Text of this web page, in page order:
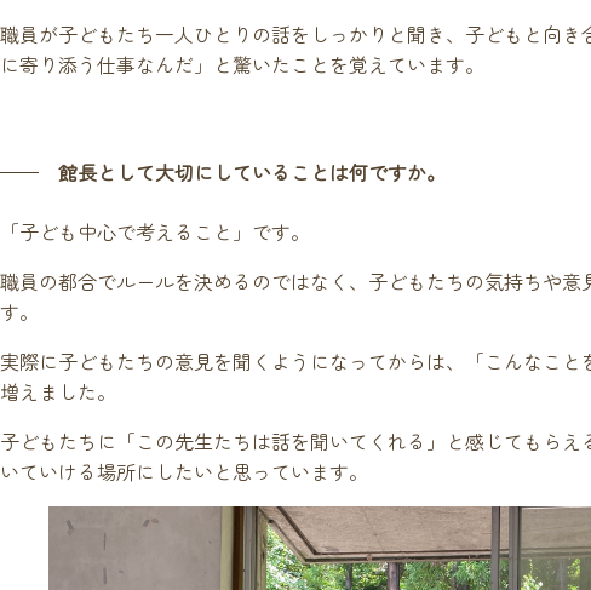
職員が子どもたち一人ひとりの話をしっかりと聞き、子どもと向き
に寄り添う仕事なんだ」と驚いたことを覚えています。
館長として大切にしていることは何ですか。
「子ども中心で考えること」です。
職員の都合でルールを決めるのではなく、子どもたちの気持ちや意
す。
実際に子どもたちの意見を聞くようになってからは、「こんなこ
増えました。
子どもたちに「この先生たちは話を聞いてくれる」と感じてもら
いていける場所にしたいと思っています。